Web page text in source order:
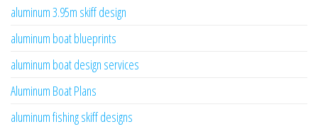
aluminum 3.95m skiff design
aluminum boat blueprints
aluminum boat design services
Aluminum Boat Plans
aluminum fishing skiff designs